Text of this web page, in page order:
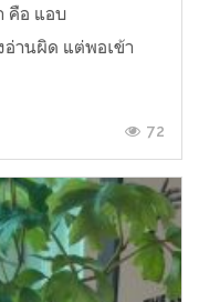
คือ แอบ
อ่านผิด แต่พอเข้า
72